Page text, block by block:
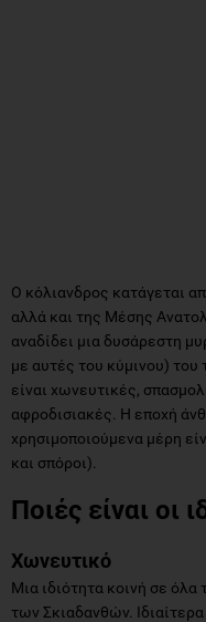
Ο κόλιανδρος κατάγεται
αλλά και της Μέσης
αναδίδει μια δυσάρεστη
με αυτές του κύμινου) του
είναι χωνευτικές,
αφροδισιακές. Η εποχή
χρησιμοποιούμενα μέρη
και σπόροι).
Ποιές είναι οι
Χωνευτικό
Μια ιδιότητα κοινή σε
των Σκιαδανθών.